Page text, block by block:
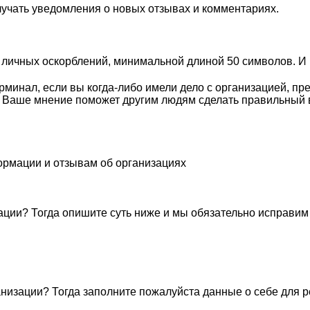
уведомления о новых отзывах и комментариях.
оскорблений, минимальной длиной 50 символов.
если вы когда-либо имели дело с организацией,
мнение поможет другим людям сделать правильный
и отзывам об организациях
Тогда опишите суть ниже и мы обязательно
Тогда заполните пожалуйста данные о себе для